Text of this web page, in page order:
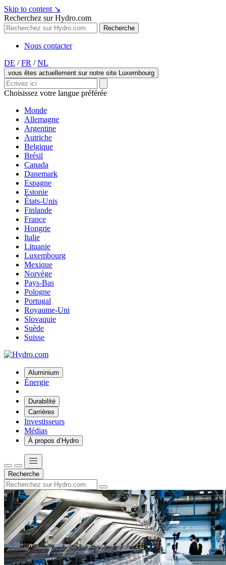
Skip to content ↘
Recherchez sur Hydro.com
Recherche
Nous contacter
DE / FR / NL
vous êtes actuellement sur notre site Luxembourg
Choisissez votre langue préférée
Monde
Allemagne
Argentine
Autriche
Belgique
Brésil
Canada
Danemark
Espagne
Estonie
États-Unis
Finlande
France
Hongrie
Italie
Lituanie
Luxembourg
Mexique
Norvège
Pays-Bas
Pologne
Portugal
Royaume-Uni
Slovaquie
Suède
Suisse
Aluminium
Énergie
Durabilité
Carrières
Investisseurs
Médias
À propos d’Hydro
Recherche